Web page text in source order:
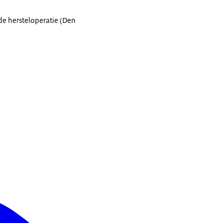
hersteloperatie (Den